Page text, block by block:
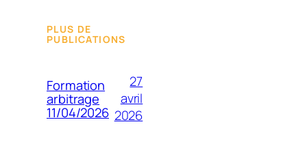
PLUS DE
PUBLICATIONS
Formation
arbitrage
11/04/2026
27
avril
2026